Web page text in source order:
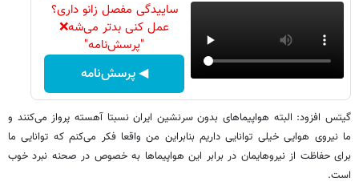
ساییدگی مفصل زانو داری؟
عمل کنی بدتر می‌شه❌
"پرسش‌نامه"
◀ پرسش‌نامه
گیتس افزود: البته هواپیماهای بدون سرنشین ایران نسبتا آهسته پرواز می‌کنند و
ما نیروی هوایی خیلی توانایی داریم بنابراین من واقعا فکر می‌کنم که توانایی ما
برای حفاظت از نیروهایمان در برابر این هواپیماها به خصوص در صحنه نبرد خوب
است.